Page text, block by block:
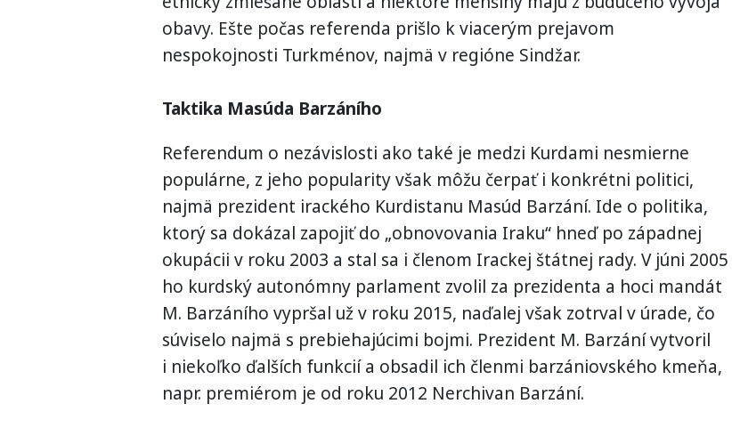
obavy. Ešte počas referenda prišlo k viacerým prejavom
nespokojnosti Turkménov, najmä v regióne Sindžar.
Taktika Masúda Barzáního
Referendum o nezávislosti ako také je medzi Kurdami nesmierne
populárne, z jeho popularity však môžu čerpať i konkrétni politici,
najmä prezident irackého Kurdistanu Masúd Barzání. Ide o politika,
ktorý sa dokázal zapojiť do „obnovovania Iraku“ hneď po západnej
okupácii v roku 2003 a stal sa i členom Irackej štátnej rady. V júni 2005
ho kurdský autonómny parlament zvolil za prezidenta a hoci mandát
M. Barzáního vypršal už v roku 2015, naďalej však zotrval v úrade, čo
súviselo najmä s prebiehajúcimi bojmi. Prezident M. Barzání vytvoril
i niekoľko ďalších funkcií a obsadil ich členmi barzániovského kmeňa,
napr. premiérom je od roku 2012 Nerchivan Barzání.